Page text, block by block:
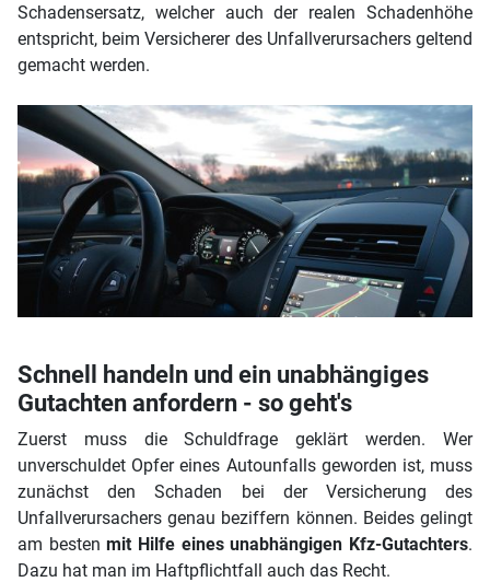
Schadensersatz, welcher auch der realen Schadenhöhe
entspricht, beim Versicherer des Unfallverursachers geltend
gemacht werden.
Schnell handeln und ein unabhängiges
Gutachten anfordern - so geht's
Zuerst muss die Schuldfrage geklärt werden. Wer
unverschuldet Opfer eines Autounfalls geworden ist, muss
zunächst den Schaden bei der Versicherung des
Unfallverursachers genau beziffern können. Beides gelingt
am bestenmit Hilfe eines unabhängigen Kfz-Gutachters.
Dazu hat man im Haftpflichtfall auch das Recht.